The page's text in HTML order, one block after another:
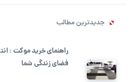
جدیدترین مطالب
راهنمای خرید موکت :
فضای زندگی شما